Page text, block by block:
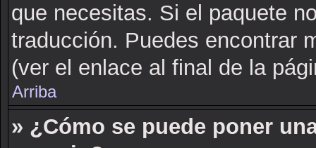
que necesitas. Si el paquete
traducción. Puedes encontrar
(ver el enlace al final de la
Arriba
» ¿Cómo se puede poner